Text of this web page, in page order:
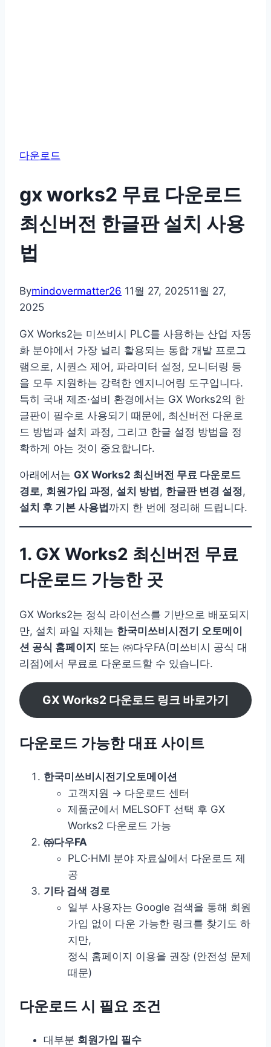
다운로드
gx works2 무료 다운로드
최신버전 한글판 설치 사용
법
Bymindovermatter26 11월 27, 202511월 27,
2025
GX Works2는 미쓰비시 PLC를 사용하는 산업 자동
화 분야에서 가장 널리 활용되는 통합 개발 프로그
램으로, 시퀀스 제어, 파라미터 설정, 모니터링 등
을 모두 지원하는 강력한 엔지니어링 도구입니다.
특히 국내 제조·설비 환경에서는 GX Works2의 한
글판이 필수로 사용되기 때문에, 최신버전 다운로
드 방법과 설치 과정, 그리고 한글 설정 방법을 정
확하게 아는 것이 중요합니다.
아래에서는 GX Works2 최신버전 무료 다운로드
경로, 회원가입 과정, 설치 방법 , 한글판 변경 설정,
설치 후 기본 사용법 까지 한 번에 정리해 드립니다.
1. GX Works2 최신버전 무료
다운로드 가능한 곳
GX Works2는 정식 라이선스를 기반으로 배포되지
만, 설치 파일 자체는 한국미쓰비시전기 오토메이
션 공식 홈페이지 또는 ㈜다우FA(미쓰비시 공식 대
리점)에서 무료로 다운로드할 수 있습니다.
GX Works2 다운로드 링크 바로가기
다운로드 가능한 대표 사이트
한국미쓰비시전기오토메이션
고객지원 → 다운로드 센터
제품군에서 MELSOFT 선택 후 GX
Works2 다운로드 가능
㈜다우FA
PLC·HMI 분야 자료실에서 다운로드 제
공
기타 검색 경로
일부 사용자는 Google 검색을 통해 회원
가입 없이 다운 가능한 링크를 찾기도 하
지만,
정식 홈페이지 이용을 권장 (안전성 문제
때문)
다운로드 시 필요 조건
대부분 회원가입 필수